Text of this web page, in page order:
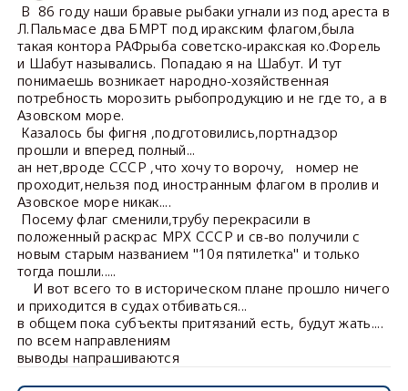
В 86 году наши бравые рыбаки угнали из под ареста в
Л.Пальмасе два БМРТ под иракским флагом,была
такая контора РАФрыба советско-иракская ко.Форель
и Шабут назывались. Попадаю я на Шабут. И тут
понимаешь возникает народно-хозяйственная
потребность морозить рыбопродукцию и не где то, а в
Азовском море.
Казалось бы фигня ,подготовились,портнадзор
прошли и вперед полный...
ан нет,вроде СССР ,что хочу то ворочу, номер не
проходит,нельзя под иностранным флагом в пролив и
Азовское море никак....
Посему флаг сменили,трубу перекрасили в
положенный раскрас МРХ СССР и св-во получили с
новым старым названием "10я пятилетка" и только
тогда пошли.....
И вот всего то в историческом плане прошло ничего
и приходится в судах отбиваться...
в общем пока субъекты притязаний есть, будут жать....
по всем направлениям
выводы напрашиваются